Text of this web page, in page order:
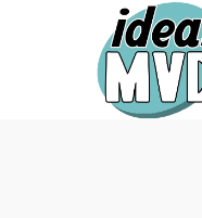
Ideas
Ideas